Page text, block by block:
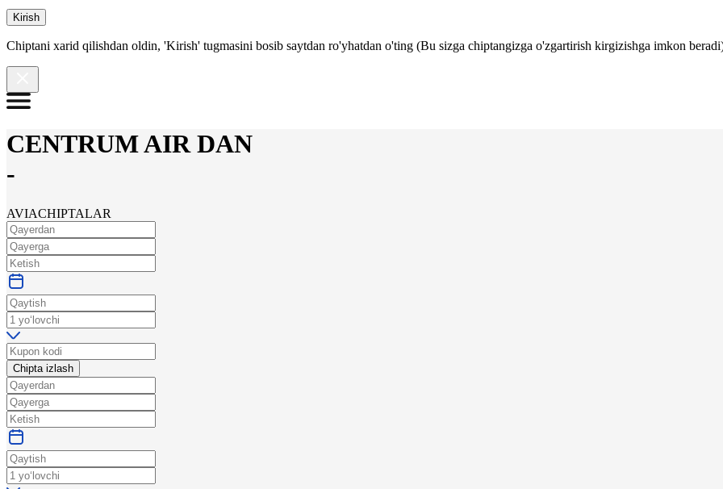
Kirish
Chiptani xarid qilishdan oldin, 'Kirish' tugmasini bosib saytdan ro'yhatdan o'ting (Bu sizga chiptangizga o'zgartirish kirgizishga imkon
CENTRUM AIR DAN
-
AVIACHIPTALAR
Chipta izlash